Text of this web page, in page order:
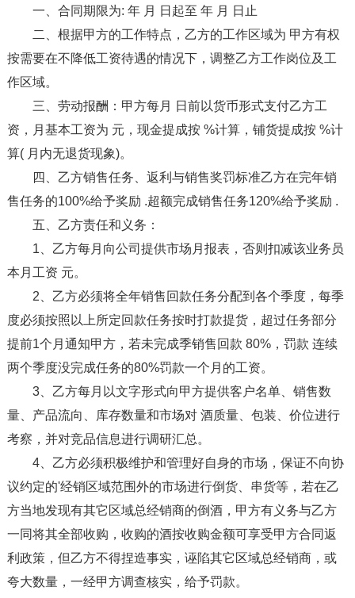
一、合同期限为: 年 月 日起至 年 月 日止
二、根据甲方的工作特点，乙方的工作区域为 甲方有权
按需要在不降低工资待遇的情况下，调整乙方工作岗位及工
作区域。
三、劳动报酬：甲方每月 日前以货币形式支付乙方工
资，月基本工资为 元，现金提成按 %计算，铺货提成按 %计
算( 月内无退货现象)。
四、乙方销售任务、返利与销售奖罚标准乙方在完年销
售任务的100%给予奖励 .超额完成销售任务120%给予奖励 .
五、乙方责任和义务：
1、乙方每月向公司提供市场月报表，否则扣减该业务员
本月工资 元。
2、乙方必须将全年销售回款任务分配到各个季度，每季
度必须按照以上所定回款任务按时打款提货，超过任务部分
提前1个月通知甲方，若未完成季销售回款 80%，罚款 连续
两个季度没完成任务的80%罚款一个月的工资。
3、乙方每月以文字形式向甲方提供客户名单、销售数
量、产品流向、库存数量和市场对 酒质量、包装、价位进行
考察，并对竞品信息进行调研汇总。
4、乙方必须积极维护和管理好自身的市场，保证不向协
议约定的'经销区域范围外的市场进行倒货、串货等，若在乙
方当地发现有其它区域总经销商的倒酒，甲方有义务与乙方
一同将其全部收购，收购的酒按收购金额可享受甲方合同返
利政策，但乙方不得捏造事实，诬陷其它区域总经销商，或
夸大数量，一经甲方调查核实，给予罚款。